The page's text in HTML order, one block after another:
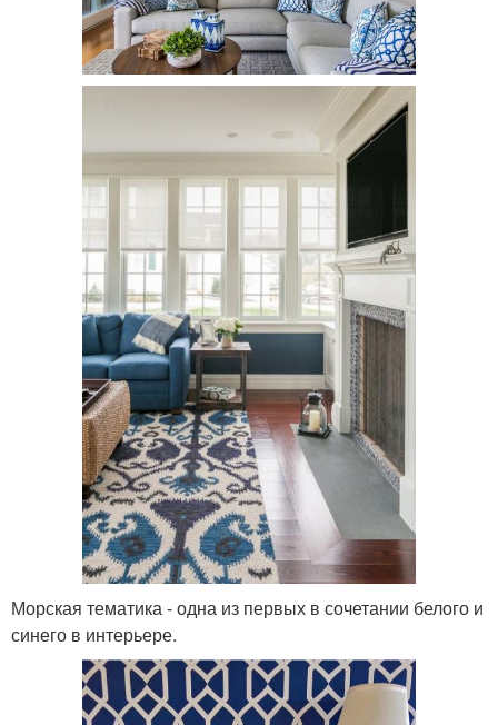
Морская тематика - одна из первых в сочетании белого и
синего в интерьере.